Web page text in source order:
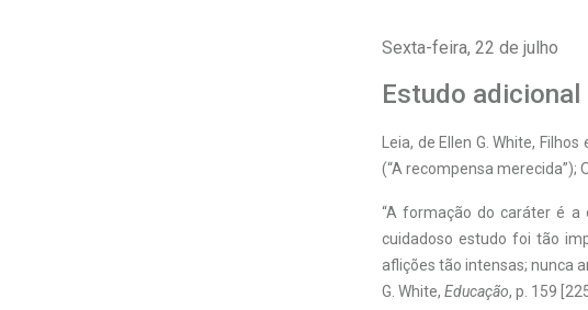
Sexta-feira, 22 de julho
Estudo adicional
Leia, de Ellen G. White,
(“A recompensa merecida”);
“A formação do caráter é a
cuidadoso estudo foi tão
aflições tão intensas; nunca
G. White, Educação, p. 159